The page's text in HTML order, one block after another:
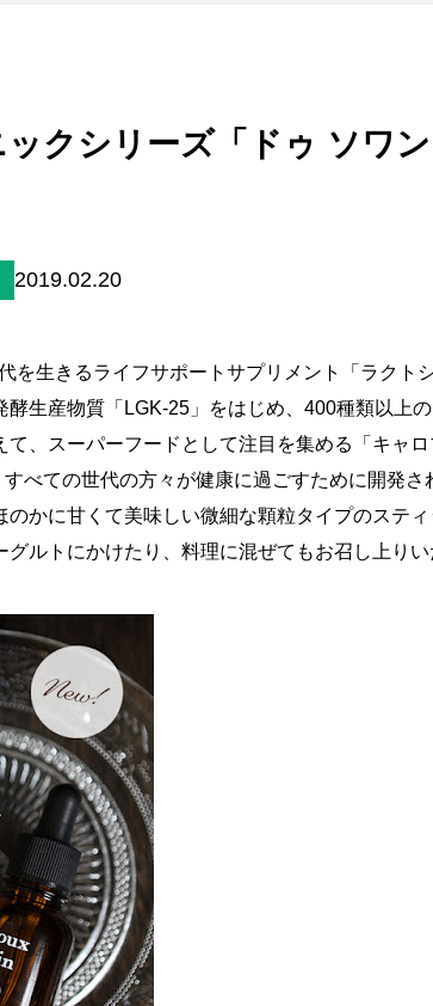
個人情報保護方針
個人情報の取り扱いについて
著作権について
ックシリーズ「ドゥ ソワ
2019.02.20
を生きるライフサポートサプリメント「ラクト
生産物質「LGK-25」をはじめ、400種類以上
、スーパーフードとして注目を集める「キャ
べての世代の方々が健康に過ごすために開発さ
のかに甘くて美味しい微細な顆粒タイプのステ
ルトにかけたり、料理に混ぜてもお召し上りい